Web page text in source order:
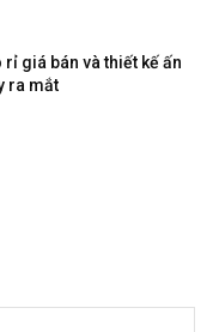
rỉ giá bán và thiết kế ấn
ra mắt